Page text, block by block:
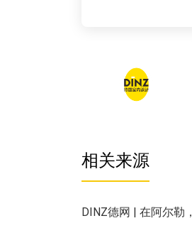
相关来源
DINZ德网 | 在阿尔勒